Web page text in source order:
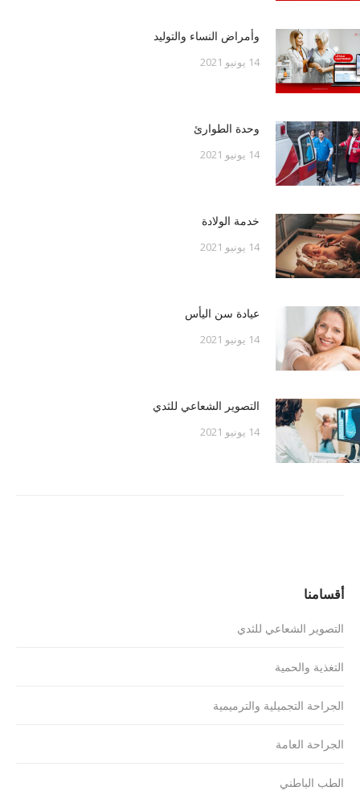
وأمراض النساء والتوليد
14 يونيو 2021
وحدة الطوارئ
14 يونيو 2021
خدمة الولادة
14 يونيو 2021
عيادة سن اليأس
14 يونيو 2021
التصوير الشعاعي للثدي
14 يونيو 2021
أقسامنا
التصوير الشعاعي للثدي
التغذية والحمية
الجراحة التجميلية والترميمية
الجراحة العامة
الطب الباطني